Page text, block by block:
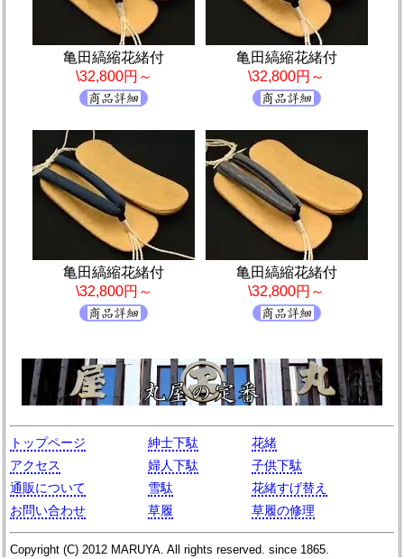
亀田縞縮花緒付
\32,800円～
亀田縞縮花緒付
\32,800円～
亀田縞縮花緒付
\32,800円～
亀田縞縮花緒付
\32,800円～
トップページ
アクセス
通販について
お問い合わせ
紳士下駄
婦人下駄
雪駄
草履
花緒
子供下駄
花緒すげ替え
草履の修理
Copyright (C) 2012 MARUYA . All rights reserved. since 1865.